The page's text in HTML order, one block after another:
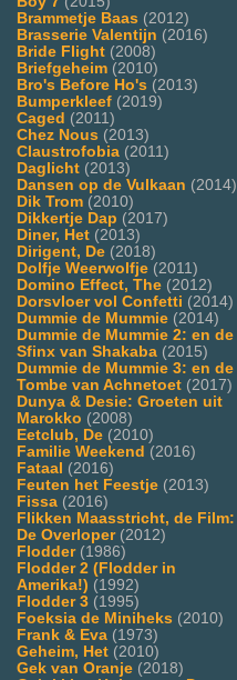
Brammetje Baas (2012)
Brasserie Valentijn (2016)
Bride Flight (2008)
Briefgeheim (2010)
Bro's Before Ho's (2013)
Bumperkleef (2019)
Caged (2011)
Chez Nous (2013)
Claustrofobia (2011)
Daglicht (2013)
Dansen op de Vulkaan (2014)
Dik Trom (2010)
Dikkertje Dap (2017)
Diner, Het (2013)
Dirigent, De (2018)
Dolfje Weerwolfje (2011)
Domino Effect, The (2012)
Dorsvloer vol Confetti (2014)
Dummie de Mummie (2014)
Dummie de Mummie 2: en de
Sfinx van Shakaba (2015)
Dummie de Mummie 3: en de
Tombe van Achnetoet (2017)
Dunya & Desie: Groeten uit
Marokko (2008)
Eetclub, De (2010)
Familie Weekend (2016)
Fataal (2016)
Feuten het Feestje (2013)
Fissa (2016)
Flikken Maasstricht, de Film:
De Overloper(2012)
Flodder(1986)
Flodder 2 (Flodder in
Amerika!) (1992)
Flodder 3 (1995)
Foeksia de Miniheks (2010)
Frank & Eva (1973)
Geheim, Het (2010)
Gek van Oranje (2018)